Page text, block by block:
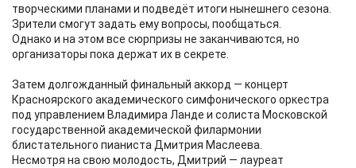
творческими планами и подведёт итоги нынешнего сезона.
Зрители смогут задать ему вопросы, пообщаться.
Однако и на этом все сюрпризы не заканчиваются, но
организаторы пока держат их в секрете.
Затем долгожданный финальный аккорд — концерт
Красноярского академического симфонического оркестра
под управлением Владимира Ланде и солиста Московской
государственной академической филармонии
блистательного пианиста Дмитрия Маслеева.
Несмотря на свою молодость, Дмитрий — лауреат